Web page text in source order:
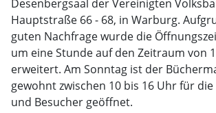
Desenbergsaal der Vereinigten
Hauptstraße 66 - 68, in Warburg.
guten Nachfrage wurde die
um eine Stunde auf den Zeitraum von
erweitert. Am Sonntag ist der
gewohnt zwischen 10 bis 16 Uhr für
und Besucher geöffnet.